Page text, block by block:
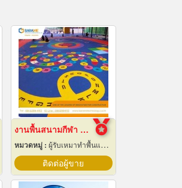
งานพื้นสนามกีฬา Play Ground EPDM สนามเด็กเล่น
หมวดหมู่ : ผู้รับเหมาทำพื้นและทางเดิน
ติดต่อผู้ขาย